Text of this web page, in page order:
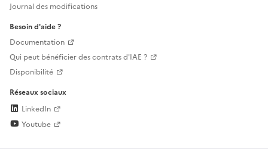
Journal des modifications
Besoin d'aide ?
Documentation
Qui peut bénéficier des contrats d'IAE ?
Disponibilité
Réseaux sociaux
LinkedIn
Youtube